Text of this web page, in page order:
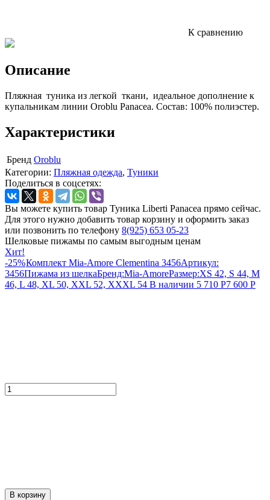
К сравнению
Описание
Пляжная туника из легкой ткани, идеальное дополнение к
купальникам линии Oroblu Panacea. Состав: 100% полиэстер.
Характеристики
Бренд Oroblu
Категории: Пляжная одежда, Туники
Поделиться в соцсетях:
Вы можете купить товар Туника Liberti Panacea прямо сейчас.
Для этого нужно добавить товар корзину и оформить заказ
или позвонить по телефону 8(925) 653 05-23
Шелковые пижамы по самым выгодным ценам
Хит!
-25%Комплект Mia-Amore Clementina 3456Артикул:
3456Пижама из шелкаБренд:Mia-AmoreРазмер:XS 42, S 44, M
46, L 48, XL 50, XXL 52, XXXL 54 В наличии 5 710 Р7 600 Р
В корзину